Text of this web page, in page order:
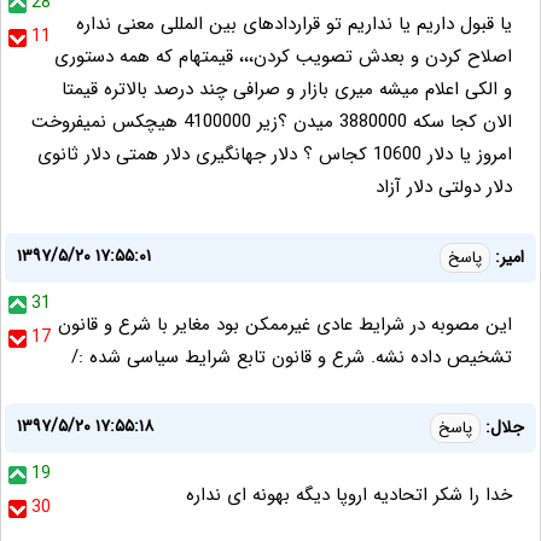
11
یا قبول داریم یا نداریم تو قراردادهای بین المللی معنی نداره
اصلاح کردن و بعدش تصویب کردن،،، قیمتهام که همه دستوری
و الکی اعلام میشه میری بازار و صرافی چند درصد بالاتره قیمتا
الان کجا سکه 3880000 میدن ؟زیر 4100000 هیچکس نمیفروخت
امروز یا دلار 10600 کجاس ؟ دلار جهانگیری دلار همتی دلار ثانوی
دلار دولتی دلار آزاد
امیر: پاسخ
۱۳۹۷/۵/۲۰ ۱۷:۵۵:۰۱
31
17 این مصوبه در شرایط عادی غیرممکن بود مغایر با شرع و قانون
تشخیص داده نشه. شرع و قانون تابع شرایط سیاسی شده :/
جلال: پاسخ
۱۳۹۷/۵/۲۰ ۱۷:۵۵:۱۸
19
30
خدا را شکر اتحادیه اروپا دیگه بهونه ای نداره